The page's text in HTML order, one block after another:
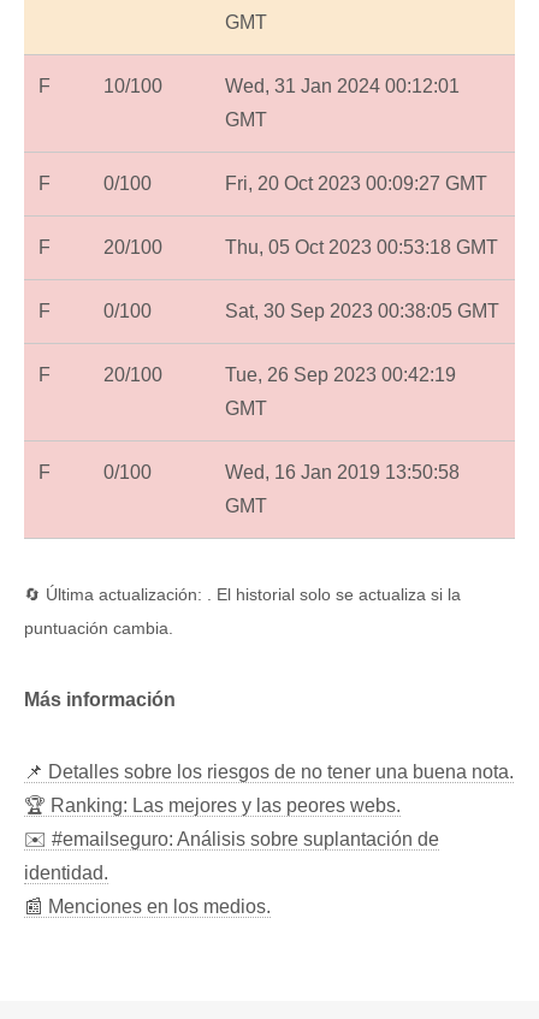
GMT
F 10/100
Wed, 31 Jan 2024 00:12:01
GMT
F 0/100 Fri, 20 Oct 2023 00:09:27 GMT
F 20/100 Thu, 05 Oct 2023 00:53:18 GMT
F 0/100 Sat, 30 Sep 2023 00:38:05 GMT
F 20/100
Tue, 26 Sep 2023 00:42:19
GMT
F 0/100
Wed, 16 Jan 2019 13:50:58
GMT
🔄 Última actualización: . El historial solo se actualiza si la
puntuación cambia.
Más información
📌 Detalles sobre los riesgos de no tener una buena nota.
🏆 Ranking: Las mejores y las peores webs.
✉️ #emailseguro: Análisis sobre suplantación de
identidad.
📰 Menciones en los medios.